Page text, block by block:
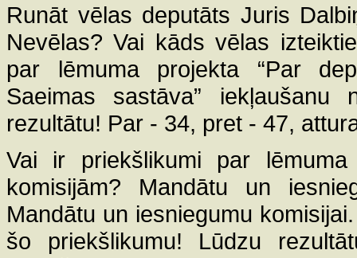
Runāt vēlas deputāts Juris
Nevēlas? Vai kāds vēlas
par lēmuma projekta “Par
Saeimas sastāva”
rezultātu! Par - 34, pret - 47,
Vai ir priekšlikumi par lēmuma
komisijām? Mandātu un
Mandātu un iesniegumu
šo priekšlikumu! Lūdzu